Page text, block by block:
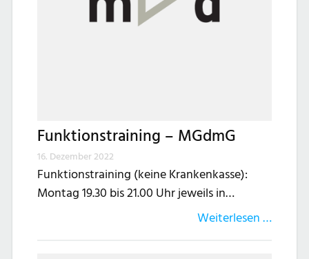
Funktionstraining – MGdmG
16. Dezember 2022
Funktionstraining (keine Krankenkasse):
Montag 19.30 bis 21.00 Uhr jeweils in…
Weiterlesen …